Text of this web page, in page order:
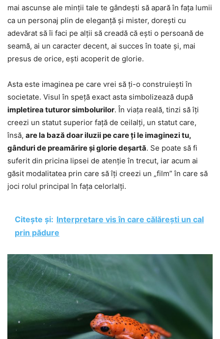
mai ascunse ale minții tale te gândești să apară în fața lumii
ca un personaj plin de eleganță și mister, dorești cu
adevărat să îi faci pe alții să creadă că ești o persoană de
seamă, ai un caracter decent, ai succes în toate și, mai
presus de orice, ești acoperit de glorie.
Asta este imaginea pe care vrei să ți-o construiești în
societate. Visul în speță exact asta simbolizează după
impletirea tuturor simbolurilor. În viața reală, tinzi să îți
creezi un statut superior față de ceilalți, un statut care,
însă, are la bază doar iluzii pe care ți le imaginezi tu,
gânduri de preamărire și glorie deșartă. Se poate să fi
suferit din pricina lipsei de atenție în trecut, iar acum ai
găsit modalitatea prin care să îți creezi un „film” în care să
joci rolul principal în fața celorlalți.
Citește și: Interpretare vis în care călărești un cal
prin pădure